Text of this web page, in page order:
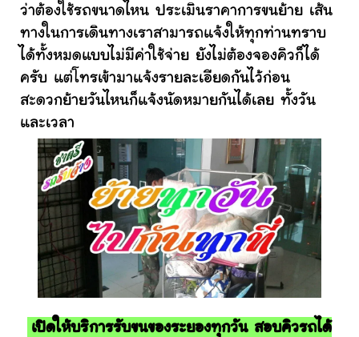
ว่าต้องใช้รถขนาดไหน ประเมินราคาการขนย้าย เส้น
ทางในการเดินทางเราสามารถแจ้งให้ทุกท่านทราบ
ได้ทั้งหมดแบบไม่มีค่าใช้จ่าย ยังไม่ต้องจองคิวก็ได้
ครับ แต่โทรเข้ามาแจ้งรายละเอียดกันไว้ก่อน
สะดวกย้ายวันไหนก็แจ้งนัดหมายกันได้เลย ทั้งวัน
และเวลา
เปิดให้บริการรับขนของระยองทุกวัน สอบคิวรถได้